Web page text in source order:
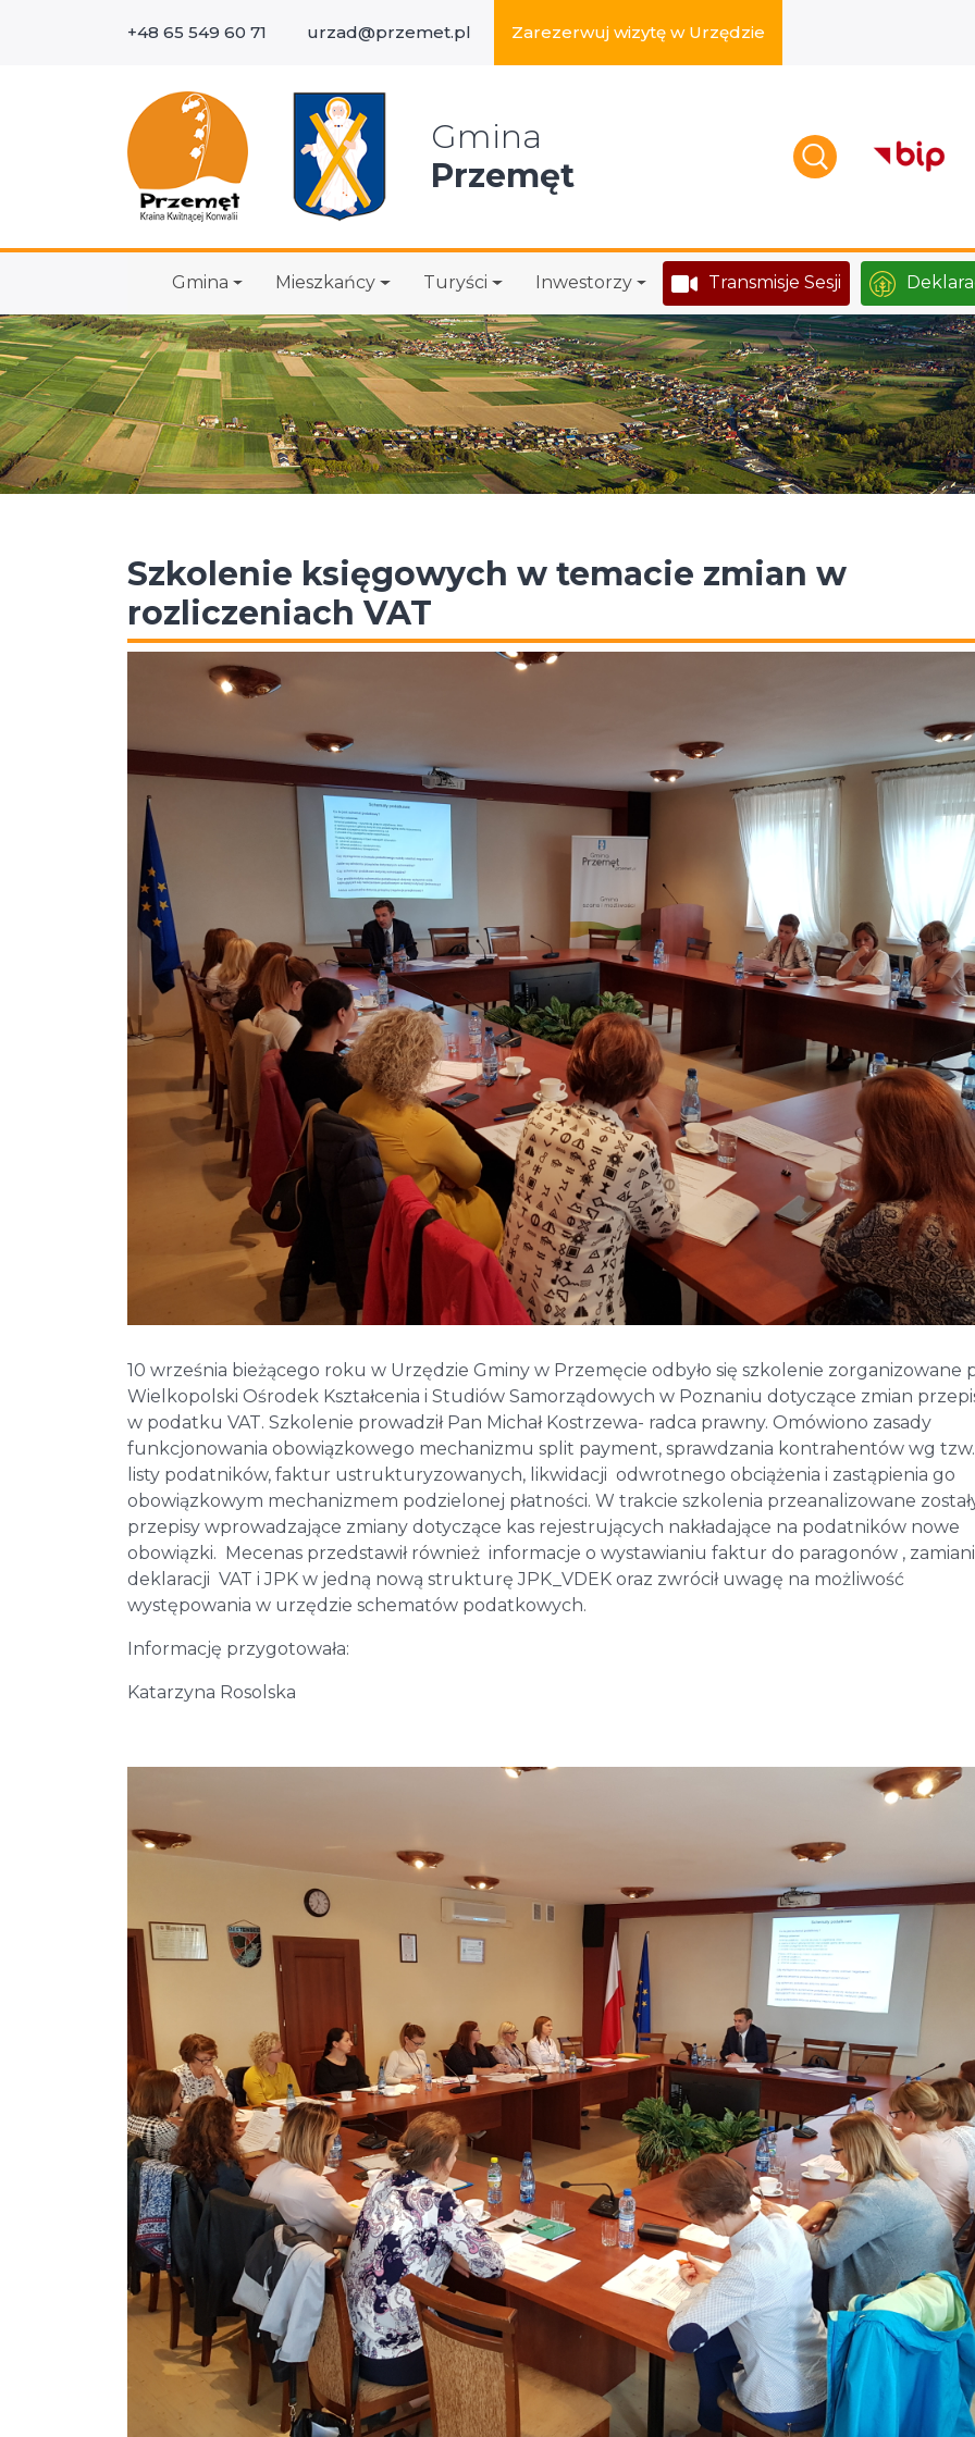
+48 65 549 60 71 urzad@przemet.pl Zarezerwuj wizytę w Urzędzie
Gmina
Przemęt
Gmina Mieszkańcy Turyści Inwestorzy Transmisje Sesji
Szkolenie księgowych w temacie zmian w
rozliczeniach VAT
10 września bieżącego roku w Urzędzie Gminy w Przemęcie odbyło się szkolenie zorganizowane
Wielkopolski Ośrodek Kształcenia i Studiów Samorządowych w Poznaniu dotyczące zmian
w podatku VAT. Szkolenie prowadził Pan Michał Kostrzewa- radca prawny. Omówiono zasady
funkcjonowania obowiązkowego mechanizmu split payment, sprawdzania kontrahentów wg tzw.
listy podatników, faktur ustrukturyzowanych, likwidacji odwrotnego obciążenia i zastąpienia go
obowiązkowym mechanizmem podzielonej płatności. W trakcie szkolenia przeanalizowane
przepisy wprowadzające zmiany dotyczące kas rejestrujących nakładające na podatników nowe
obowiązki. Mecenas przedstawił również informacje o wystawianiu faktur do paragonów ,
deklaracji VAT i JPK w jedną nową strukturę JPK_VDEK oraz zwrócił uwagę na możliwość
występowania w urzędzie schematów podatkowych.
Informację przygotowała:
Katarzyna Rosolska
Wyszukaj w serwisie